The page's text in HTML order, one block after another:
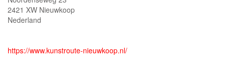
2421 XW Nieuwkoop
Nederland
https://www.kunstroute-nieuwkoop.nl/